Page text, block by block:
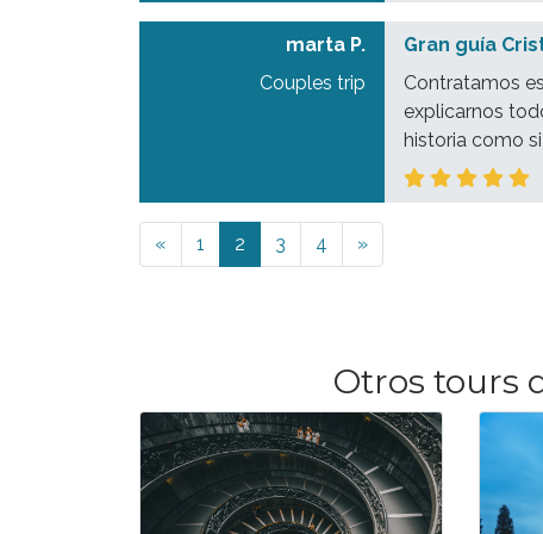
marta P.
Couples trip
Gran guía
Contratamos
explicarnos
historia como
« Previous
1 2 3 4 »Next
Otros tours